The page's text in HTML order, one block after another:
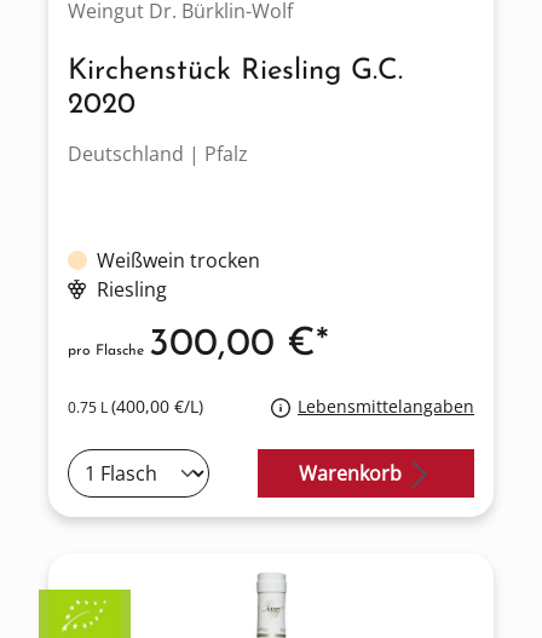
Weingut Dr. Bürklin-Wolf
Kirchenstück Riesling G.C.
2020
Deutschland | Pfalz
Weißwein trocken
Riesling
0.75 L(400,00 €/L) Lebensmittelangaben
pro Flasche 300,00 €*
Warenkorb